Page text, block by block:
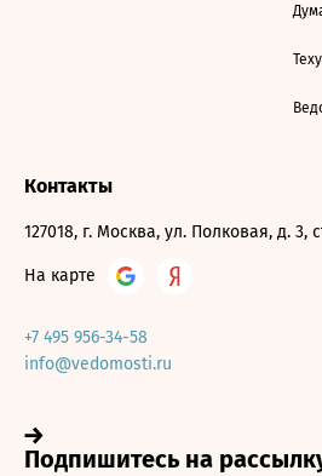
Контакты
127018, г. Москва, ул. Полковая, д. 3,
На карте
+7 495 956-34-58
info@vedomosti.ru